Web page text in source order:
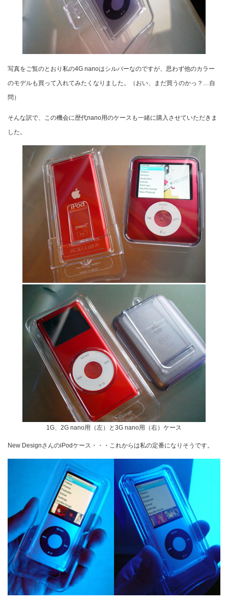
写真をご覧のとおり私の4G nanoはシルバーなのですが、思わず他のカラー
のモデルも買って入れてみたくなりました。（おい、まだ買うのかっ？…自
問）
そんな訳で、この機会に歴代nano用のケースも一緒に購入させていただきま
した。
1G、2G nano用（左）と3G nano用（右）ケース
New DesignさんのiPodケース・・・これからは私の定番になりそうです。